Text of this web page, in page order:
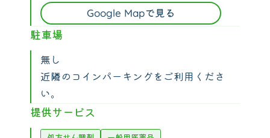
Google Mapで見る
駐車場
無し
近隣のコインパーキングをご利用くださ
い。
提供サービス